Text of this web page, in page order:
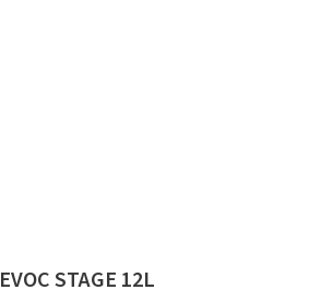
EVOC STAGE 12L